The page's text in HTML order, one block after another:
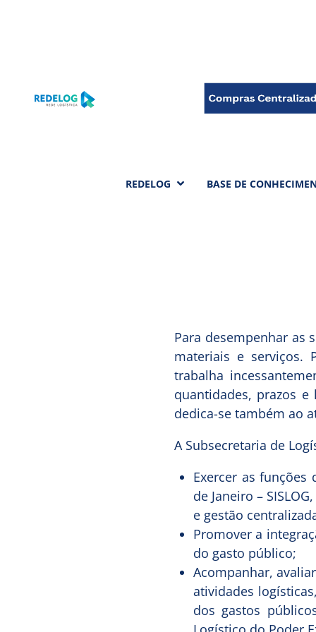
REDELOG BASE DE
Para desempenhar as
materiais e serviços.
trabalha
quantidades, prazos
dedica-se também ao
A Subsecretaria de
Exercer as funções
de Janeiro –
e gestão
Promover a
do gasto público;
Acompanhar,
atividades
dos gastos